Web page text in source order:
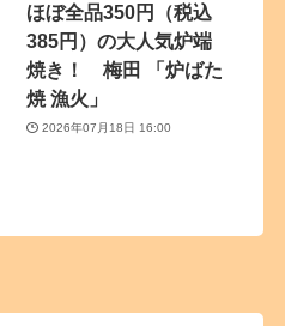
ほぼ全品350円（税込
385円）の大人気炉端
焼き！ 梅田 「炉ばた
焼 漁火」
2026年07月18日 16:00